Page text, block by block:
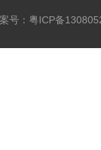
号： 粤ICP备